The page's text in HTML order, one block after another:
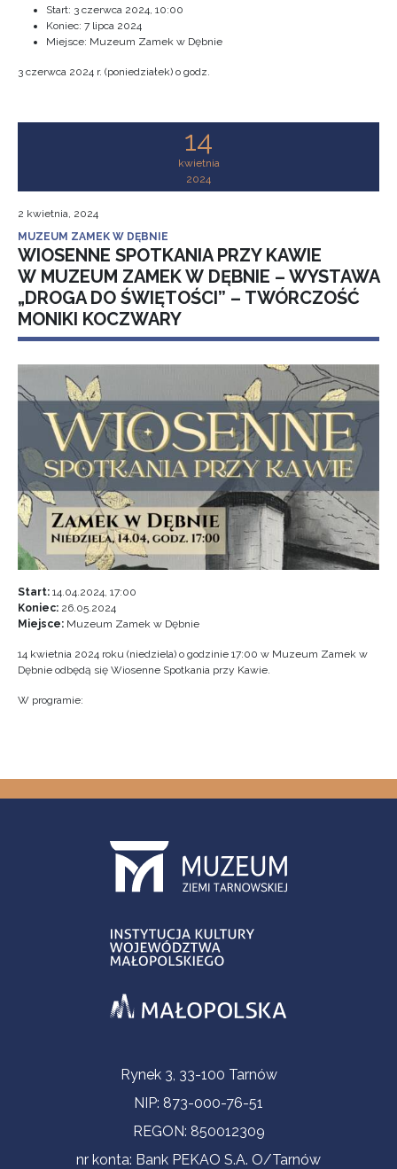
Start: 3 czerwca 2024, 10:00
Koniec: 7 lipca 2024
Miejsce: Muzeum Zamek w Dębnie
3 czerwca 2024 r. (poniedziałek) o godz.
14
kwietnia
2024
2 kwietnia, 2024
MUZEUM ZAMEK W DĘBNIE
WIOSENNE SPOTKANIA PRZY KAWIE
W MUZEUM ZAMEK W DĘBNIE – WYSTAWA
„DROGA DO ŚWIĘTOŚCI” – TWÓRCZOŚĆ
MONIKI KOCZWARY
Start: 14.04.2024, 17:00
Koniec: 26.05.2024
Miejsce: Muzeum Zamek w Dębnie
14 kwietnia 2024 roku (niedziela) o godzinie 17:00 w Muzeum Zamek w
Dębnie odbędą się Wiosenne Spotkania przy Kawie.
W programie:
Informacje kontaktoweRynek 3, 33-100 Tarnów
NIP: 873-000-76-51
REGON: 850012309
nr konta: Bank PEKAO S.A. O/Tarnów